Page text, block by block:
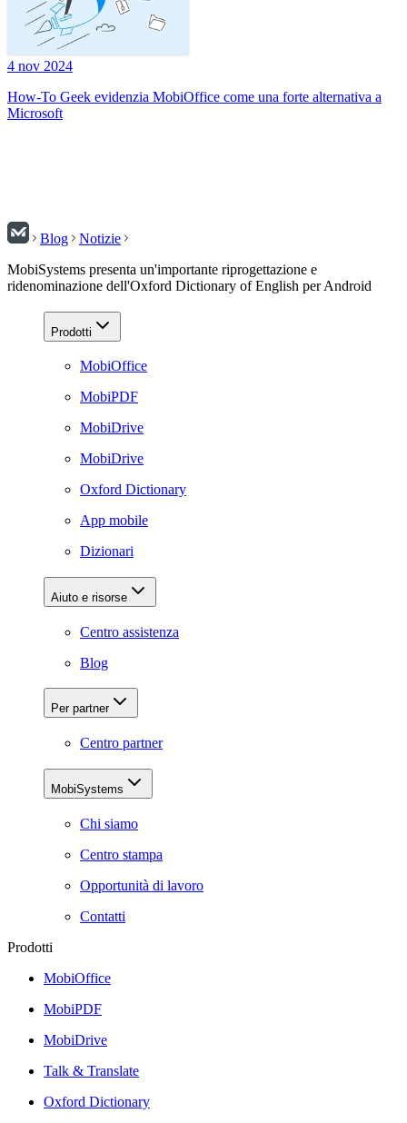
4 nov 2024
How-To Geek evidenzia MobiOffice come una forte alternativa a
Microsoft
Blog
Notizie
MobiSystems presenta un'importante riprogettazione e
ridenominazione dell'Oxford Dictionary of English per Android
Prodotti
MobiOffice
MobiPDF
MobiDrive
MobiDrive
Oxford Dictionary
App mobile
Dizionari
Aiuto e risorse
Centro assistenza
Blog
Per partner
Centro partner
MobiSystems
Chi siamo
Centro stampa
Opportunità di lavoro
Contatti
Prodotti
MobiOffice
MobiPDF
MobiDrive
Talk & Translate
Oxford Dictionary